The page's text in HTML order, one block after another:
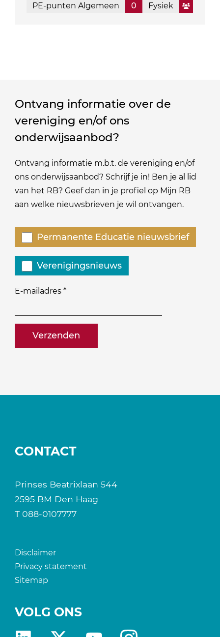
PE-punten Algemeen
0 Fysiek
Ontvang informatie over de
vereniging en/of ons
onderwijsaanbod?
Ontvang informatie m.b.t. de vereniging en/of
ons onderwijsaanbod? Schrijf je in! Ben je al lid
van het RB? Geef dan in je profiel op Mijn RB
aan welke nieuwsbrieven je wil ontvangen.
E-mailadres *
naam@bedrijf.nl
Welke
nieuwsbrieven
zou
je
willen
Permanente Educatie nieuwsbrief
Verenigingsnieuws
CONTACT
Prinses Beatrixlaan 544
2595 BM Den Haag
T 088-0107777
Disclaimer
Privacy statement
Sitemap
VOLG ONS